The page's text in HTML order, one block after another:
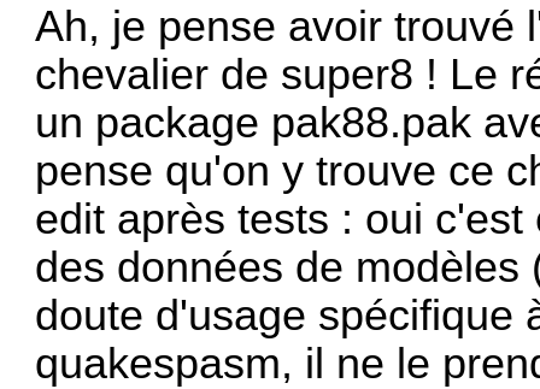
Ah, je pense avoir trouvé
chevalier de super8 ! Le
un package pak88.pak
pense qu'on y trouve ce
edit après tests : oui
des données de
doute d'usage spécifique
quakespasm, il ne le